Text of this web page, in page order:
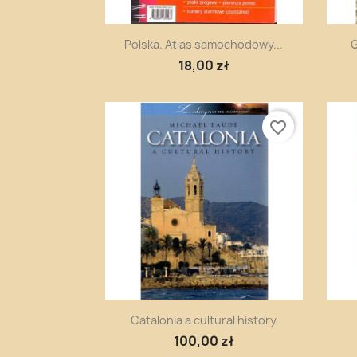
 Szybki podgląd
Polska. Atlas samochodowy...
18,00 zł
Szybki podgląd
Catalonia a cultural history
100,00 zł
favorite_border